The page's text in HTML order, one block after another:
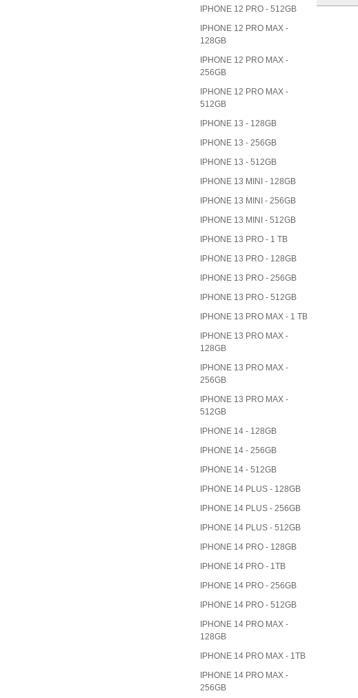
IPHONE 12 PRO - 512GB
IPHONE 12 PRO MAX -
128GB
IPHONE 12 PRO MAX -
256GB
IPHONE 12 PRO MAX -
512GB
IPHONE 13 - 128GB
IPHONE 13 - 256GB
IPHONE 13 - 512GB
IPHONE 13 MINI - 128GB
IPHONE 13 MINI - 256GB
IPHONE 13 MINI - 512GB
IPHONE 13 PRO - 1 TB
IPHONE 13 PRO - 128GB
IPHONE 13 PRO - 256GB
IPHONE 13 PRO - 512GB
IPHONE 13 PRO MAX - 1 TB
IPHONE 13 PRO MAX -
128GB
IPHONE 13 PRO MAX -
256GB
IPHONE 13 PRO MAX -
512GB
IPHONE 14 - 128GB
IPHONE 14 - 256GB
IPHONE 14 - 512GB
IPHONE 14 PLUS - 128GB
IPHONE 14 PLUS - 256GB
IPHONE 14 PLUS - 512GB
IPHONE 14 PRO - 128GB
IPHONE 14 PRO - 1TB
IPHONE 14 PRO - 256GB
IPHONE 14 PRO - 512GB
IPHONE 14 PRO MAX -
128GB
IPHONE 14 PRO MAX - 1TB
IPHONE 14 PRO MAX -
256GB